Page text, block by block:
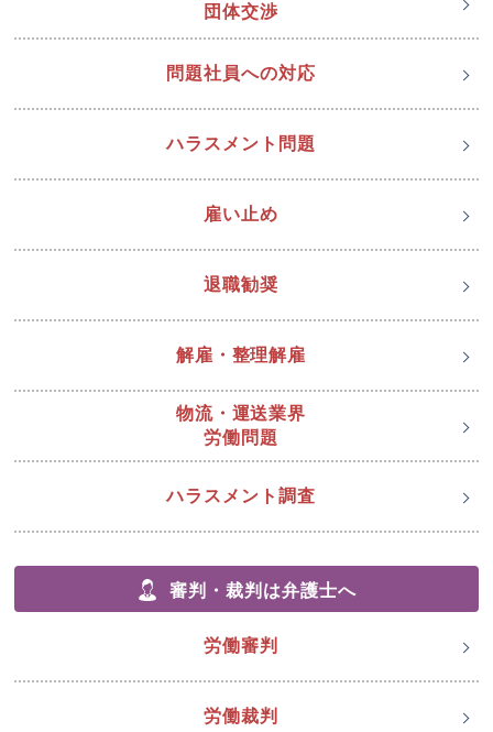
団体交渉
問題社員への対応
ハラスメント問題
雇い止め
退職勧奨
解雇・整理解雇
物流・運送業界
労働問題
ハラスメント調査
審判・裁判は弁護士へ
労働審判
労働裁判